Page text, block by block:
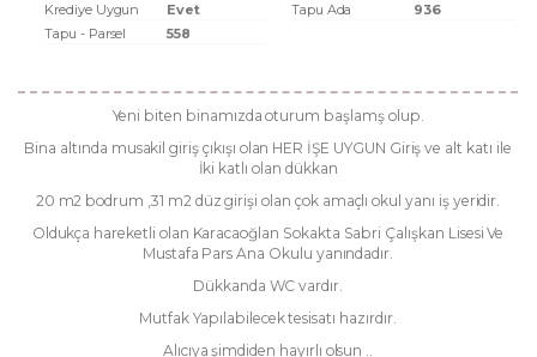
Krediye Uygun
Evet Tapu Ada
936
Tapu - Parsel
558
Yeni biten binamızda oturum başlamş olup.
Bina altında musakil giriş çıkışı olan HER İŞE UYGUN Giriş ve alt katı ile
İki katlı olan dükkan
20 m2 bodrum ,31 m2 düz girişi olan çok amaçlı okul yanı iş yeridir.
Oldukça hareketli olan Karacaoğlan Sokakta Sabri Çalışkan Lisesi Ve
Mustafa Pars Ana Okulu yanındadır.
Dükkanda WC vardır.
Mutfak Yapılabilecek tesisatı hazırdır.
Alıcıya şimdiden hayırlı olsun ..